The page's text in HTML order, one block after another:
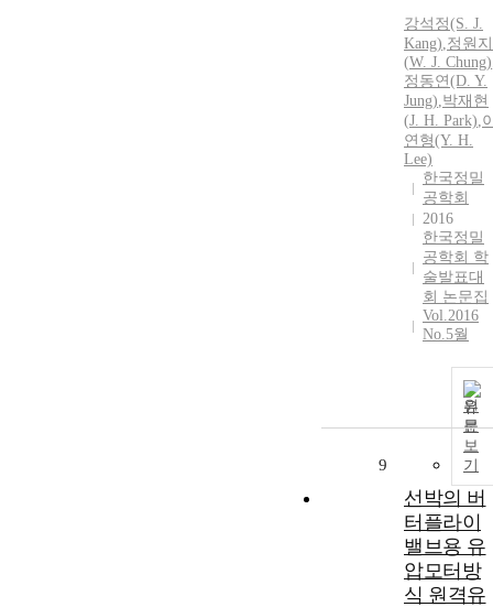
강석정(S. J.
Kang),정원지
(W. J. Chung)
정동연(D. Y.
Jung),박재현
(J. H. Park),
연형(Y. H.
Lee)
한국정밀
공학회
2016
한국정밀
공학회 학
술발표대
회 논문집
Vol.2016
No.5월
원
문
보
기
9
선박의 버
터플라이
밸브용 유
압모터방
식 원격유